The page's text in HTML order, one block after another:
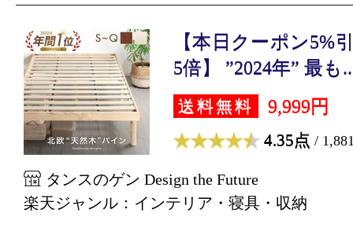
【本日クーポン5%
5倍】 ”2024年” 最も
送料無料 9,999円
4.35点 /
タンスのゲン Design the Future
楽天ジャンル：インテリア・寝具・収納